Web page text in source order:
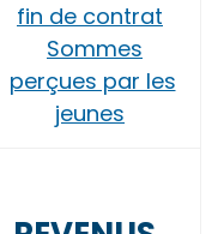
fin de contrat
Sommes
perçues par les
jeunes